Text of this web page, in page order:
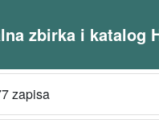
zbirka i
zapisa